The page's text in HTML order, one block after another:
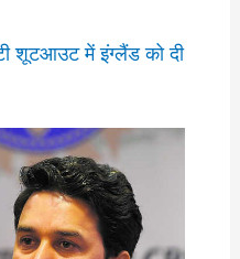
शूटआउट में इंग्लैंड को दी